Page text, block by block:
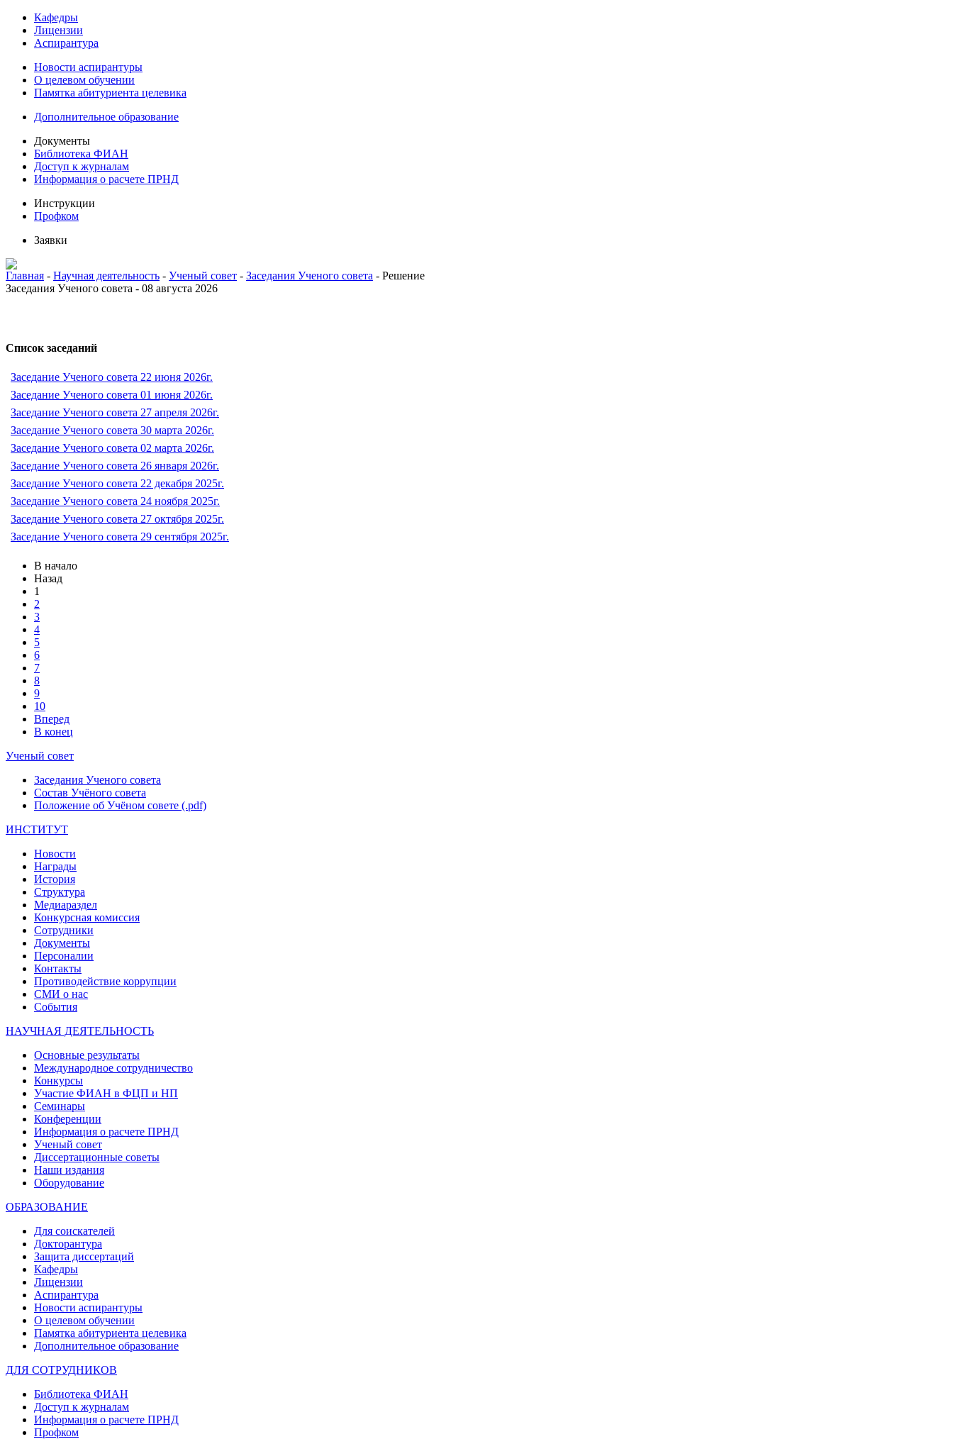
Кафедры
Лицензии
Аспирантура
Новости аспирантуры
О целевом обучении
Памятка абитуриента целевика
Дополнительное образование
Документы
Библиотека ФИАН
Доступ к журналам
Информация о расчете ПРНД
Инструкции
Профком
Заявки
Главная - Научная деятельность - Ученый совет - Заседания Ученого совета - Решение
Заседания Ученого совета - 08 августа 2026
Список заседаний
Заседание Ученого совета 22 июня 2026г.
Заседание Ученого совета 01 июня 2026г.
Заседание Ученого совета 27 апреля 2026г.
Заседание Ученого совета 30 марта 2026г.
Заседание Ученого совета 02 марта 2026г.
Заседание Ученого совета 26 января 2026г.
Заседание Ученого совета 22 декабря 2025г.
Заседание Ученого совета 24 ноября 2025г.
Заседание Ученого совета 27 октября 2025г.
Заседание Ученого совета 29 сентября 2025г.
В начало
Назад
1
2
3
4
5
6
7
8
9
10
Вперед
В конец
Ученый совет
Заседания Ученого совета
Состав Учёного совета
Положение об Учёном совете (.pdf)
ИНСТИТУТ
Новости
Награды
История
Структура
Медиараздел
Конкурсная комиссия
Сотрудники
Документы
Персоналии
Контакты
Противодействие коррупции
СМИ о нас
События
НАУЧНАЯ ДЕЯТЕЛЬНОСТЬ
Основные результаты
Международное сотрудничество
Конкурсы
Участие ФИАН в ФЦП и НП
Семинары
Конференции
Информация о расчете ПРНД
Ученый совет
Диссертационные советы
Наши издания
Оборудование
ОБРАЗОВАНИЕ
Для соискателей
Докторантура
Защита диссертаций
Кафедры
Лицензии
Аспирантура
Новости аспирантуры
О целевом обучении
Памятка абитуриента целевика
Дополнительное образование
ДЛЯ СОТРУДНИКОВ
Библиотека ФИАН
Доступ к журналам
Информация о расчете ПРНД
Профком